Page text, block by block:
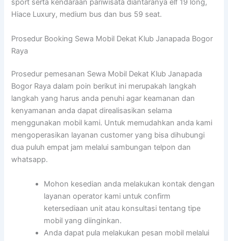
sport serta kendaraan pariwisata diantaranya elf 19 long,
Hiace Luxury, medium bus dan bus 59 seat.
Prosedur Booking Sewa Mobil Dekat Klub Janapada Bogor
Raya
Prosedur pemesanan Sewa Mobil Dekat Klub Janapada
Bogor Raya dalam poin berikut ini merupakah langkah
langkah yang harus anda penuhi agar keamanan dan
kenyamanan anda dapat direalisasikan selama
menggunakan mobil kami. Untuk memudahkan anda kami
mengoperasikan layanan customer yang bisa dihubungi
dua puluh empat jam melalui sambungan telpon dan
whatsapp.
Mohon kesedian anda melakukan kontak dengan
layanan operator kami untuk confirm
ketersediaan unit atau konsultasi tentang tipe
mobil yang diinginkan.
Anda dapat pula melakukan pesan mobil melalui